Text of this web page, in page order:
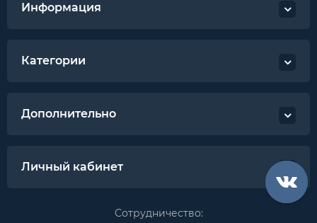
Информация
Категории
Дополнительно
Личный кабинет
Сотрудничество: